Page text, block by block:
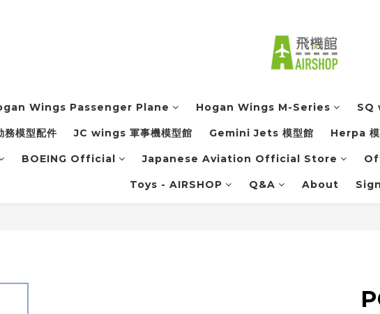
Wings Passenger Plane Hogan Wings M-Series SQ
模型配件 JC wings 軍事機模型館 Gemini Jets 模型館 Herpa 模
BOEING Official Japanese Aviation Official Store
Toys - AIRSHOP Q&A About